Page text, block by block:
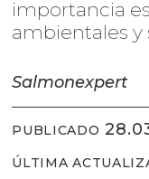
importancia
ambientales y
Salmonexpert
PUBLICADO
ÚLTIMA